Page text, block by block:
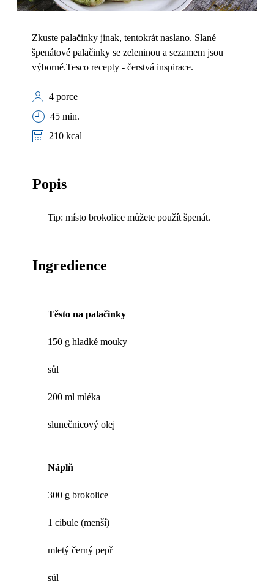
Zkuste palačinky jinak, tentokrát naslano. Slané
špenátové palačinky se zeleninou a sezamem jsou
výborné.Tesco recepty - čerstvá inspirace.
4 porce
45 min.
210 kcal
Popis
Tip: místo brokolice můžete použít špenát.
Ingredience
Těsto na palačinky
150 g hladké mouky
sůl
200 ml mléka
slunečnicový olej
Náplň
300 g brokolice
1 cibule (menší)
mletý černý pepř
sůl